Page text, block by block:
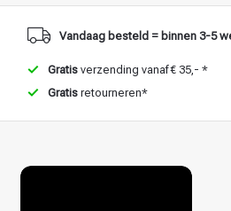
Haarstyling
Vandaag besteld = binnen 3-5
Gratis verzending vanaf € 35,- *
Gratis retourneren*